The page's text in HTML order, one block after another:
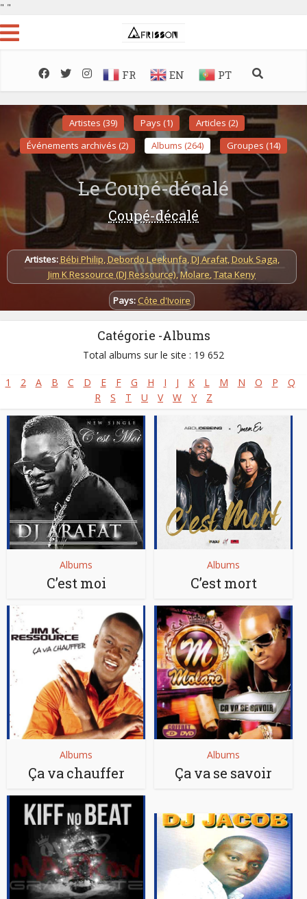
" "
FR EN PT
Artistes (39) Pays (1)
Articles (2)
Événements archivés (2)
Albums (264) Groupes (14)
Le Coupé-décalé
Coupé-décalé
Artistes:Bébi Philip,Debordo Leekunfa,DJ Arafat,Douk Saga,
Jim K Ressource (DJ Ressource),Molare,Tata Keny
Pays: Côte d'Ivoire
Catégorie -Albums
Total albums sur le site : 19 652
1 2 A B C D E F G H I J K L M N O P
Q
R
S T U V W Y Z
Albums
C’est moi
Albums
C’est mort
Albums
Ça va chauffer
Albums
Ça va se savoir